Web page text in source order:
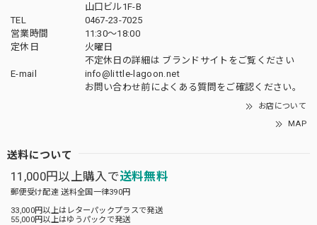
山口ビル1F-B
TEL
0467-23-7025
営業時間
11:30～18:00
定休日
火曜日
不定休日の詳細は ブランドサイト をご覧ください
E-mail
info@little-lagoon.net
お問い合わせ前によくある質問をご確認ください。
お店について
MAP
送料について
11,000円以上購入で送料無料
郵便受け配達 送料全国一律390円
33,000円以上はレターパックプラスで発送
55,000円以上はゆうパックで発送